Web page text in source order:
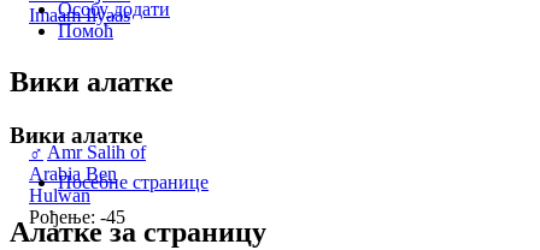
Imaam Ilyaas
♂ Amr Salih of
Arabia Ben
Hulwan
Рођење: -45
Особу додати
Помоћ
Вики алатке
Вики алатке
Посебне странице
Алатке за страницу